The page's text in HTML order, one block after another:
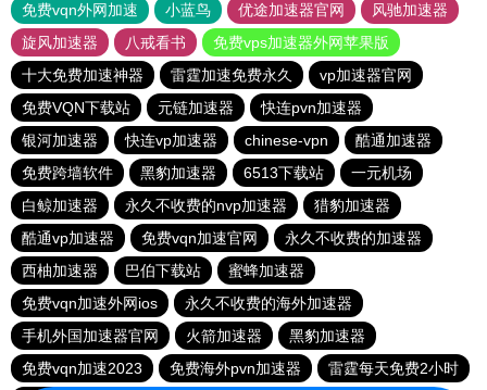
免费vqn外网加速
小蓝鸟 优途加速器官网
风驰加速器
旋风加速器
八戒看书
免费vps加速器外网苹果版
十大免费加速神器
雷霆加速免费永久
vp加速器官网
免费VQN下载站
元链加速器
快连pvn加速器
银河加速器
快连vp加速器 chinese-vpn
酷通加速器
免费跨墙软件
黑豹加速器 6513下载站
一元机场
白鲸加速器
永久不收费的nvp加速器
猎豹加速器
酷通vp加速器
免费vqn加速官网
永久不收费的加速器
西柚加速器
巴伯下载站
蜜蜂加速器
免费vqn加速外网ios
永久不收费的海外加速器
手机外国加速器官网
火箭加速器
黑豹加速器
免费vqn加速2023
免费海外pvn加速器 雷霆每天免费2小时